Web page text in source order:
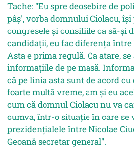
Tache: "Eu spre deosebire de
pâș', vorba domnului Ciolacu, își
congresele și consiliile ca să-și
candidații, eu fac diferența
Asta e prima regulă. Ca atare,
informațiile de pe masă.
că pe linia asta sunt de acord
foarte multă vreme, am și eu
cum că domnul Ciolacu nu va
cumva, într-o situație în care se
prezidențialele între Nicolae
Geoană secretar general".